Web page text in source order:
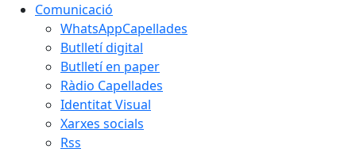
Comunicació
WhatsAppCapellades
Butlletí digital
Butlletí en paper
Ràdio Capellades
Identitat Visual
Xarxes socials
Rss